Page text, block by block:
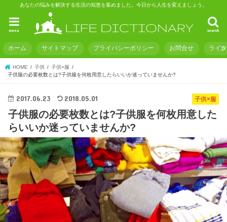
あなたの悩みを解決する生活の知恵を集めました。今日から人生を変えましょう。
search
menu
ホーム サイトマップ プライバシーポリシー お問合せ ライ
HOME 子供
子供×服
子供服の必要枚数とは?子供服を何枚用意したらいいか迷っていませんか?
子供×服
2017.06.23 2018.05.01
子供服の必要枚数とは?子供服を何枚用意した
らいいか迷っていませんか?